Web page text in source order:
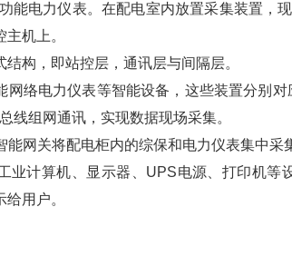
能电力仪表。在配电室内放置采集装置，
机上。
构，即站控层，通讯层与间隔层。
网络电力仪表等智能设备，这些装置分别
线组网通讯，实现数据现场采集。
能网关将配电柜内的综保和电力仪表集中
业计算机、显示器、UPS电源、打印机
用户。